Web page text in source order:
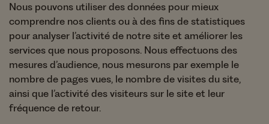
Nous pouvons utiliser des données pour mieux
comprendre nos clients ou à des fins de statistiques
pour analyser l’activité de notre site et améliorer les
services que nous proposons. Nous effectuons des
mesures d’audience, nous mesurons par exemple le
nombre de pages vues, le nombre de visites du site,
ainsi que l’activité des visiteurs sur le site et leur
fréquence de retour.